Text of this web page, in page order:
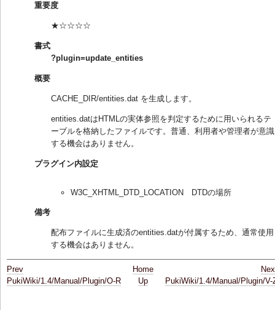
重要度
★☆☆☆☆
書式
?plugin=update_entities
概要
CACHE_DIR/entities.dat を生成します。
entities.datはHTMLの実体参照を判定するために用いられるテ
ーブルを格納したファイルです。普通、利用者や管理者が意識
する機会はありません。
プラグイン内設定
W3C_XHTML_DTD_LOCATION DTDの場所
備考
配布ファイルに生成済のentities.datが付属するため、通常使用
する機会はありません。
Prev
PukiWiki/1.4/Manual/Plugin/O-R
PukiWiki/1.4/Manual/Plugin/V-
Home
Up